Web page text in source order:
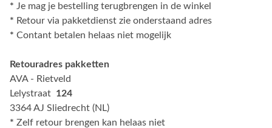
* Je mag je bestelling terugbrengen in de winkel
* Retour via pakketdienst zie onderstaand adres
* Contant betalen helaas niet mogelijk
Retouradres pakketten
AVA - Rietveld
Lelystraat 124
3364 AJ Sliedrecht (NL)
* Zelf retour brengen kan helaas niet